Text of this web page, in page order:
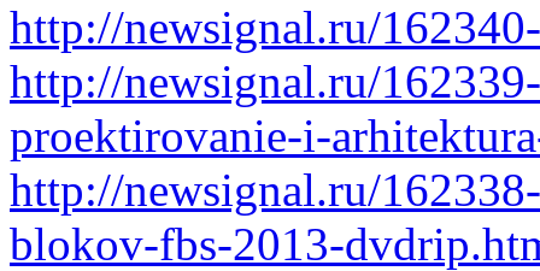
http://newsignal.ru/
http://newsignal.ru/
proektirovanie-i-
http://newsignal.ru/
blokov-fbs-2013-